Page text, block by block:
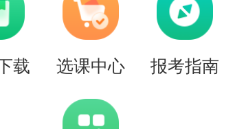
载 选课中心 报考指南